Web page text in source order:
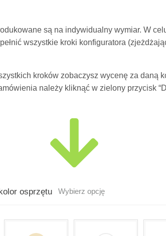
są na indywidualny wymiar. W
wszystkie kroki konfiguratora
kroków zobaczysz wycenę za daną
należy kliknąć w zielony przycisk
osprzętu Wybierz opcję